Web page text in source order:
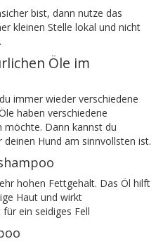
bist, dann nutze das
kleinen Stelle lokal und nicht
Öle im
immer wieder verschiedene
haben verschiedene
möchte. Dann kannst du
Hund am sinnvollsten ist.
hohen Fettgehalt. Das Öl hilft
Haut und wirkt
ein seidiges Fell